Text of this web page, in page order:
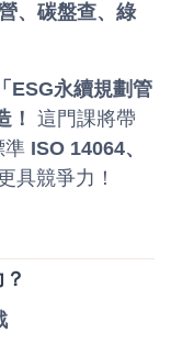
、碳盤查、綠
ESG永續規劃管
！ 這門課將帶
準 ISO 14064、
具競爭力！